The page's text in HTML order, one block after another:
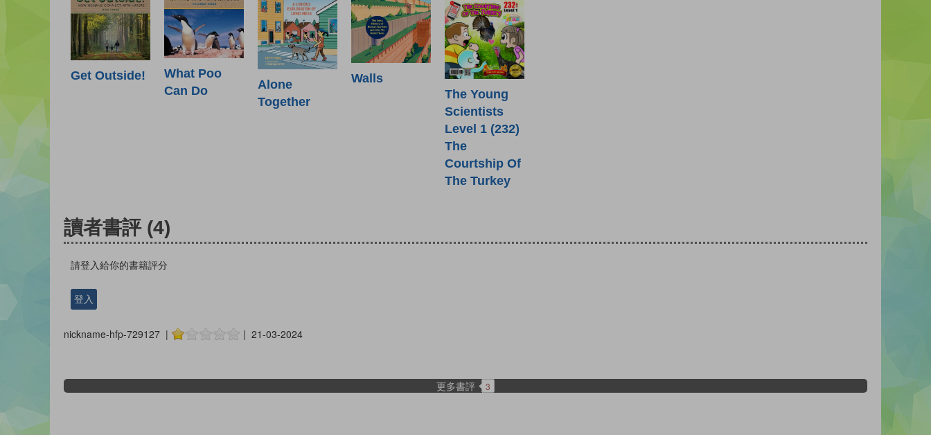
Get Outside!
What Poo
Can Do
Alone
Together
Walls
The Young
Scientists
Level 1 (232)
The
Courtship Of
The Turkey
讀者書評 (4)
請登入給你的書籍評分
登入
nickname-hfp-729127 | | 21-03-2024
更多書評 3